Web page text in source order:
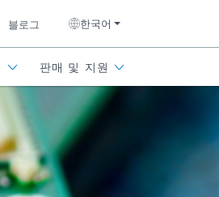
블로그 한국어
판매 및 지원